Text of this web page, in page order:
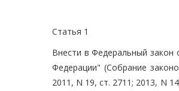
Статья 1
Внести в Федеральный закон
Федерации" (Собрание
2011, N 19, ст. 2711; 2013, N